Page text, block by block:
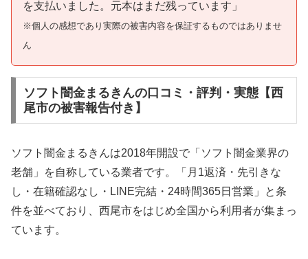
を支払いました。元本はまだ残っています」
※個人の感想であり実際の被害内容を保証するものではありませ
ん
ソフト闇金まるきんの口コミ・評判・実態【西
尾市の被害報告付き】
ソフト闇金まるきんは2018年開設で「ソフト闇金業界の
老舗」を自称している業者です。「月1返済・先引きな
し・在籍確認なし・LINE完結・24時間365日営業」と条
件を並べており、西尾市をはじめ全国から利用者が集まっ
ています。